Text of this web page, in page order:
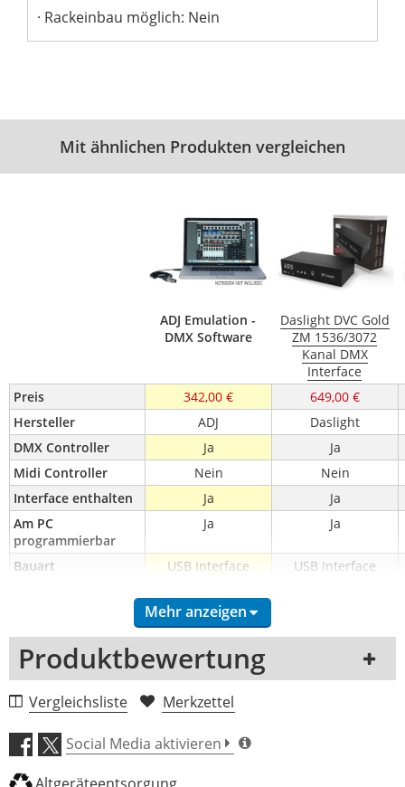
Rackeinbau möglich: Nein
Mit ähnlichen Produkten vergleichen
ADJ Emulation -
DMX Software
Daslight DVC Gold
ZM 1536/3072
Kanal DMX
Interface
Preis
342,00 €
649,00 €
Hersteller
ADJ
Daslight
DMX Controller
Ja
Ja
Midi Controller
Nein
Nein
Interface enthalten
Ja
Ja
Am PC
programmierbar
Ja Ja
Bauart USB Interface
USB Interface
Ja
Eingebaute
Lichtendstufe
Nein Nein
Programme
integriert
Nein Nein
Rackeinbau möglich
Nein
Mehr anzeigen
Produktbewertung
1 Rezension
5 Sterne
4 Sterne
Vergleichsliste Merkzettel
Social Media aktivieren